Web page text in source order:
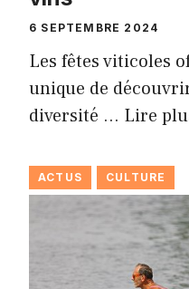
6 SEPTEMBRE 2024
Les fêtes viticoles
unique de
diversité … Lire
ACTUS CULTURE